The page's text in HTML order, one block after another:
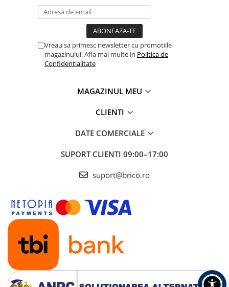
Scaune birou
Camera copilului
Mese si scaune pentru copii
Fotolii pentru copii
Depozitare jucarii
Depozitare si organizare
Rafturi depozitare
Umerase si huse haine
Gradina & balcon
Unelte motorizate
Vreau sa primesc newsletter cu promotiile
magazinului. Afla mai multe in Politica de
Confidentialitate
MAGAZINUL MEU
CLIENTI
DATE COMERCIALE
SUPORT CLIENTI 09:00–17:00
suport@brico.ro